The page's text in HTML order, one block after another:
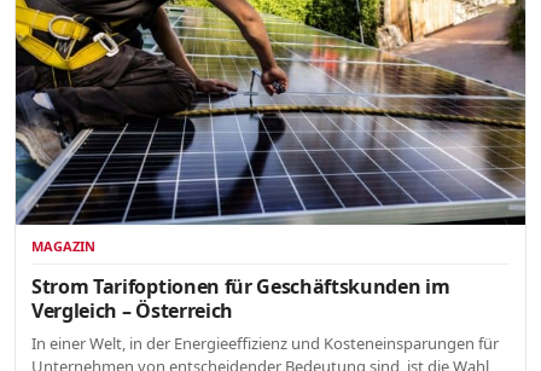
MAGAZIN
Strom Tarifoptionen für Geschäftskunden im
Vergleich – Österreich
In einer Welt, in der Energieeffizienz und Kosteneinsparungen für
Unternehmen von entscheidender Bedeutung sind, ist die Wahl